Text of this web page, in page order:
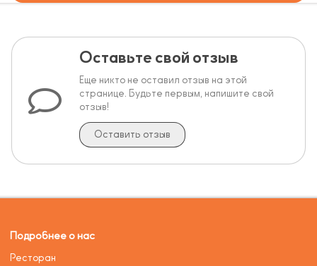
Оставьте свой отзыв
Еще никто не оставил отзыв на этой
странице. Будьте первым, напишите свой
отзыв!
Оставить отзыв
Подробнее о нас
Ресторан